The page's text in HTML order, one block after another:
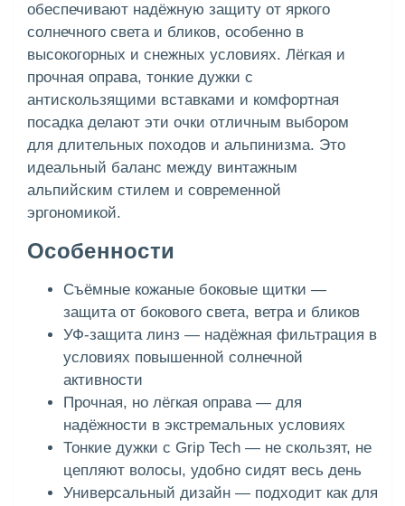
обеспечивают надёжную защиту от яркого
солнечного света и бликов, особенно в
высокогорных и снежных условиях. Лёгкая и
прочная оправа, тонкие дужки с
антискользящими вставками и комфортная
посадка делают эти очки отличным выбором
для длительных походов и альпинизма. Это
идеальный баланс между винтажным
альпийским стилем и современной
эргономикой.
Особенности
Съёмные кожаные боковые щитки —
защита от бокового света, ветра и бликов
УФ-защита линз — надёжная фильтрация в
условиях повышенной солнечной
активности
Прочная, но лёгкая оправа — для
надёжности в экстремальных условиях
Тонкие дужки с Grip Tech — не скользят, не
цепляют волосы, удобно сидят весь день
Универсальный дизайн — подходит как для